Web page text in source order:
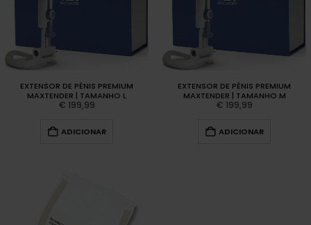
EXTENSOR DE PÉNIS PREMIUM
MAXTENDER | TAMANHO L
€ 199,99
ADICIONAR
EXTENSOR DE PÉNIS PREMIUM
MAXTENDER | TAMANHO M
€ 199,99
ADICIONAR